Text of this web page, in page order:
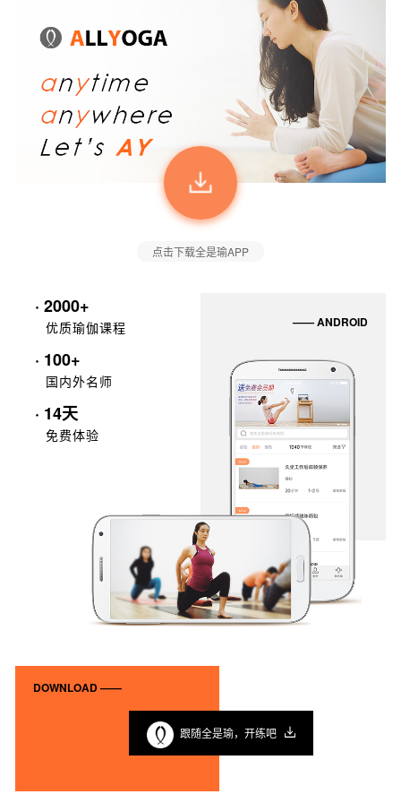
点击下载全是瑜APP
· 2000+
优质瑜伽课程
· 100+
国内外名师
· 14天
免费体验
—— ANDROID
DOWNLOAD ——
跟随全是瑜，开练吧